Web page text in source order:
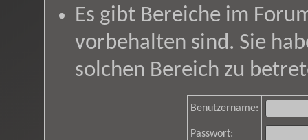
Es gibt Bereiche im
vorbehalten sind. Sie
solchen Bereich zu
Benutzername:
Passwort: